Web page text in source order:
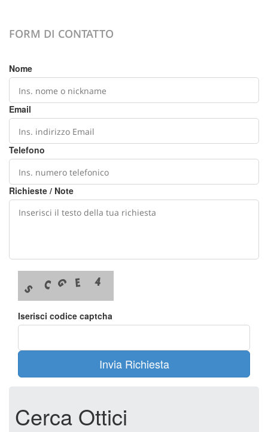
FORM DI CONTATTO
Nome
Email
Telefono
Richieste / Note
Iserisci codice captcha
Invia Richiesta
Cerca Ottici